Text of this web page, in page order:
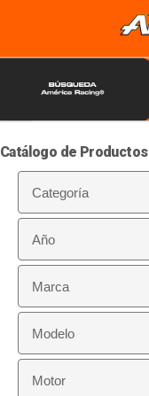
Catálogo de Productos